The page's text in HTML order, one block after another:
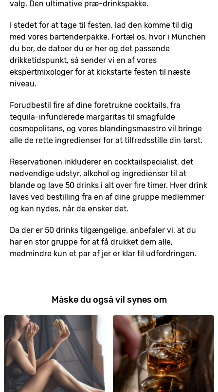
valg. Den ultimative præ-drinkspakke.
I stedet for at tage til festen, lad den komme til dig
med vores bartenderpakke. Fortæl os, hvor i München
du bor, de datoer du er her og det passende
drikketidspunkt, så sender vi en af vores
ekspertmixologer for at kickstarte festen til næste
niveau.
Forudbestil fire af dine foretrukne cocktails, fra
tequila-infunderede margaritas til smagfulde
cosmopolitans, og vores blandingsmaestro vil bringe
alle de rette ingredienser for at tilfredsstille din tørst.
Reservationen inkluderer en cocktailspecialist, det
nødvendige udstyr, alkohol og ingredienser til at
blande og lave 50 drinks i alt over fire timer. Hver drink
laves ved bestilling fra en af dine gruppe medlemmer
og kan nydes, når de ønsker det.
Da der er 50 drinks tilgængelige, anbefaler vi, at du
har en stor gruppe for at få drukket dem alle,
medmindre kun et par af jer er klar til udfordringen.
Måske du også vil synes om